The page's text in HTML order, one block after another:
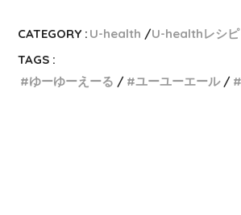
CATEGORY : U-health U-healthレシピ
TAGS :
ゆーゆーえーる
ユーユーエール